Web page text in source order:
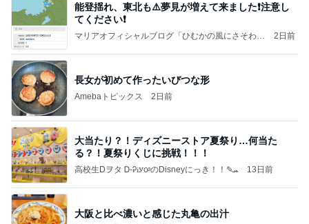
能登揺れ、東北も⚠️夢見が増えて来ました❗️注意し
てください❗️
マリアオフィシャルブログ「ひむかの風にさそわれ
2日前
長女が初めて作ったいびつな形
Amebaトピックス 2日前
大当たり？！ディズニーストア夏祭り…何当た
る？！夏祭りくじに挑戦！！！
高校生Dヲタ Ꭰ-ᎮꭵꭹꭴのDisneyにっき！！✎ܚ 13日前
大阪と比べ濃いと感じた丸亀の出汁